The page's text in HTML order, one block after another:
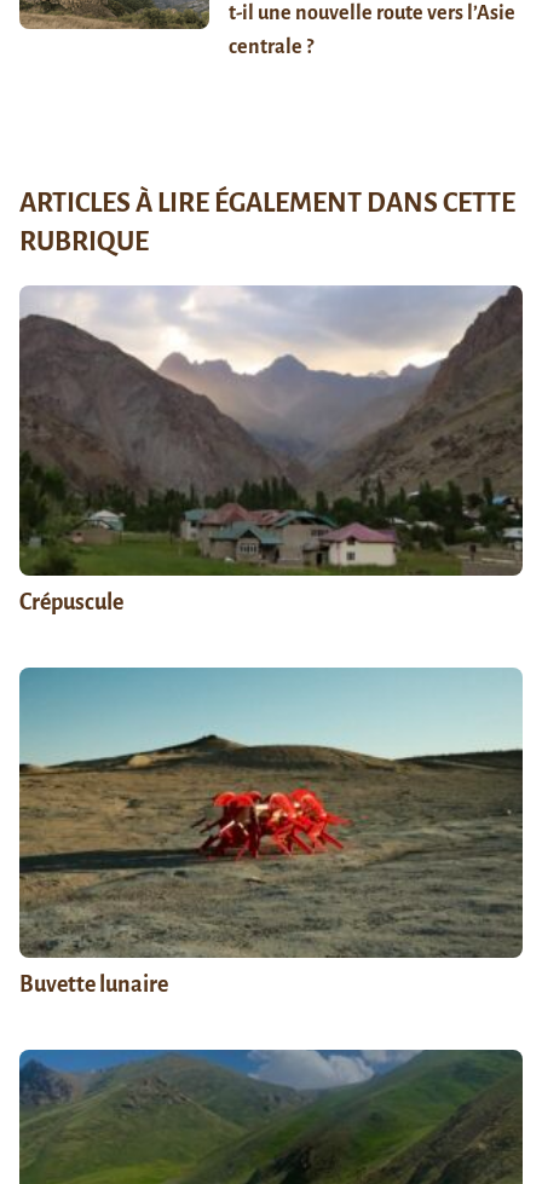
t-il une nouvelle route vers l’Asie
centrale ?
ARTICLES À LIRE ÉGALEMENT DANS CETTE
RUBRIQUE
Crépuscule
Buvette lunaire